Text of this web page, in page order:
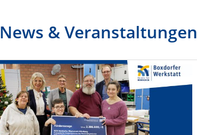
News & Veranstaltungen